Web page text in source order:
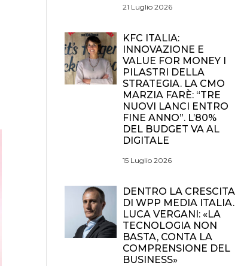
21 Luglio 2026
KFC ITALIA:
INNOVAZIONE E
VALUE FOR MONEY I
PILASTRI DELLA
STRATEGIA. LA CMO
MARZIA FARÈ: “TRE
NUOVI LANCI ENTRO
FINE ANNO”. L’80%
DEL BUDGET VA AL
DIGITALE
15 Luglio 2026
DENTRO LA CRESCITA
DI WPP MEDIA ITALIA.
LUCA VERGANI: «LA
TECNOLOGIA NON
BASTA, CONTA LA
COMPRENSIONE DEL
BUSINESS»